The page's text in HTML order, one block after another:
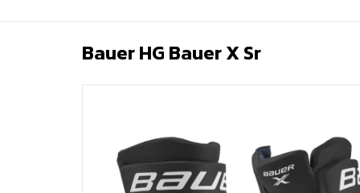
Bauer HG Bauer X Sr